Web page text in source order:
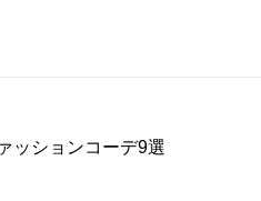
ッションコーデ9選